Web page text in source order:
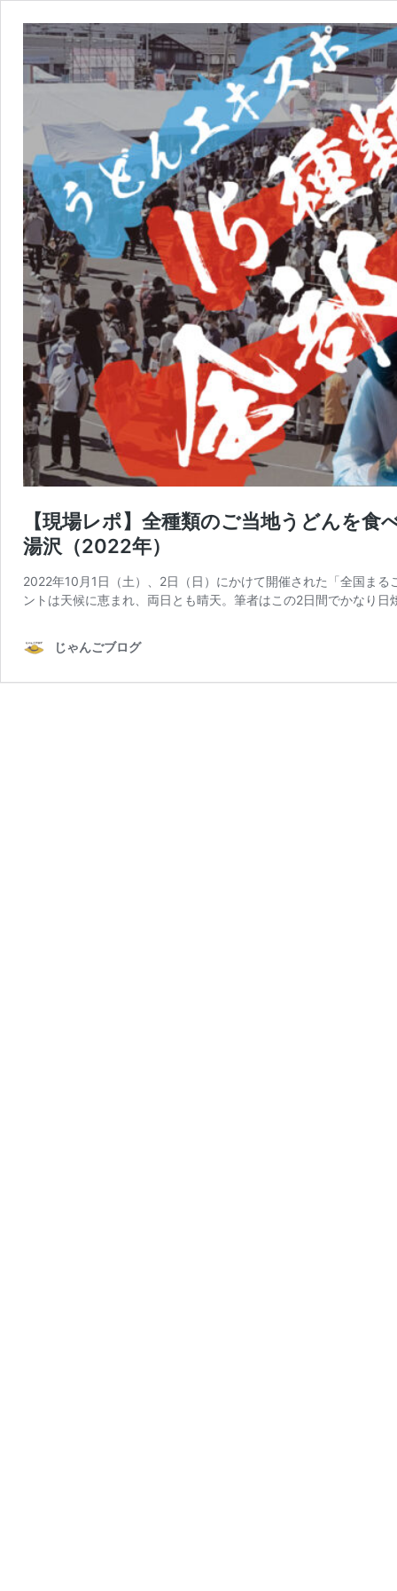
【現場レポ】全種類のご当地うどんを
湯沢（2022年）
2022年10月1日（土）、2日（日）にかけて開催された「全国ま
ントは天候に恵まれ、両日とも晴天。筆者はこの2日間でかなり
じゃんごブログ